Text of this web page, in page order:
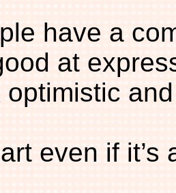
have a
at
even if it’s